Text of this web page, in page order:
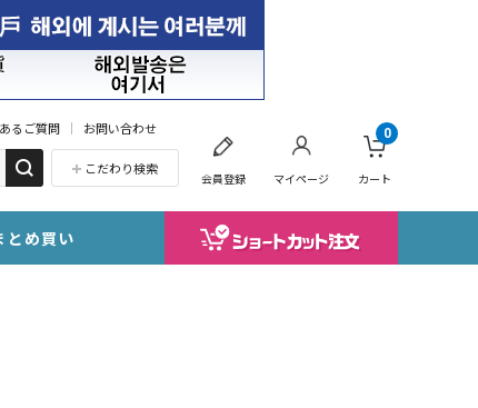
るご質問 お問い合わせ
こだわり検索
会員登録 マイページ カート
0
とめ買い